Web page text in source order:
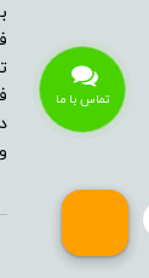
تماس با ما